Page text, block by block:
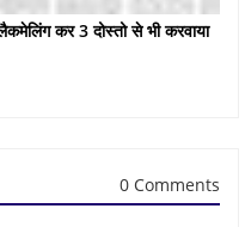
कर 3 दोस्तो से भी करवाया
0 Comments